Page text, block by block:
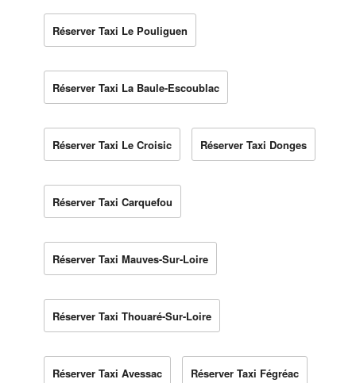
Réserver Taxi Le Pouliguen
Réserver Taxi La Baule-Escoublac
Réserver Taxi Le Croisic Réserver Taxi Donges
Réserver Taxi Carquefou
Réserver Taxi Mauves-Sur-Loire
Réserver Taxi Thouaré-Sur-Loire
Réserver Taxi Avessac Réserver Taxi Fégréac